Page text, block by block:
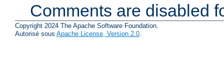
Comments are disabled
Copyright 2024 The Apache Software Foundation.
Autorisé sous Apache License, Version 2.0.